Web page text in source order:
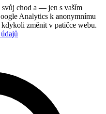
svůj chod a — jen s vaším
Analytics k anonymnímu
změnit v patičce webu.